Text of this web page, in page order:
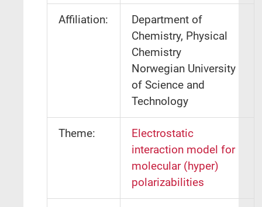
Affiliation:
Department of
Chemistry, Physical
Chemistry
Norwegian University
of Science and
Technology
Theme:
Electrostatic
interaction model for
molecular (hyper)
polarizabilities